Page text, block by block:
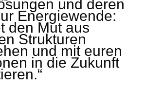
und deren
Energiewende:
den Mut aus
Strukturen
und mit euren
in die Zukunft